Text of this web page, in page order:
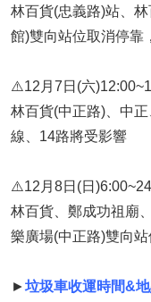
林百貨(忠義路)站、
館)雙向站位取消停靠
⚠️12月7日(六
林百貨(中正路)、中
線、14路將受影響
⚠️12月8日(日
林百貨、鄭成功祖廟
樂廣場(中正路)雙向
►垃圾車收運時間&